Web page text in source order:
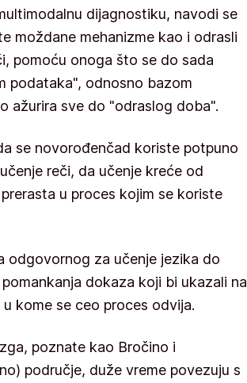
dijagnostiku, navodi se
moždane mehanizme kao i odrasli
pomoću onoga što se do sada
podataka", odnosno bazom
ažurira sve do "odraslog doba".
se novorođenčad koriste potpuno
reči, da učenje kreće od
u proces kojim se koriste
odgovornog za učenje jezika do
dokaza koji bi ukazali na
kome se ceo proces odvija.
poznate kao Bročino i
područje, duže vreme povezuju s